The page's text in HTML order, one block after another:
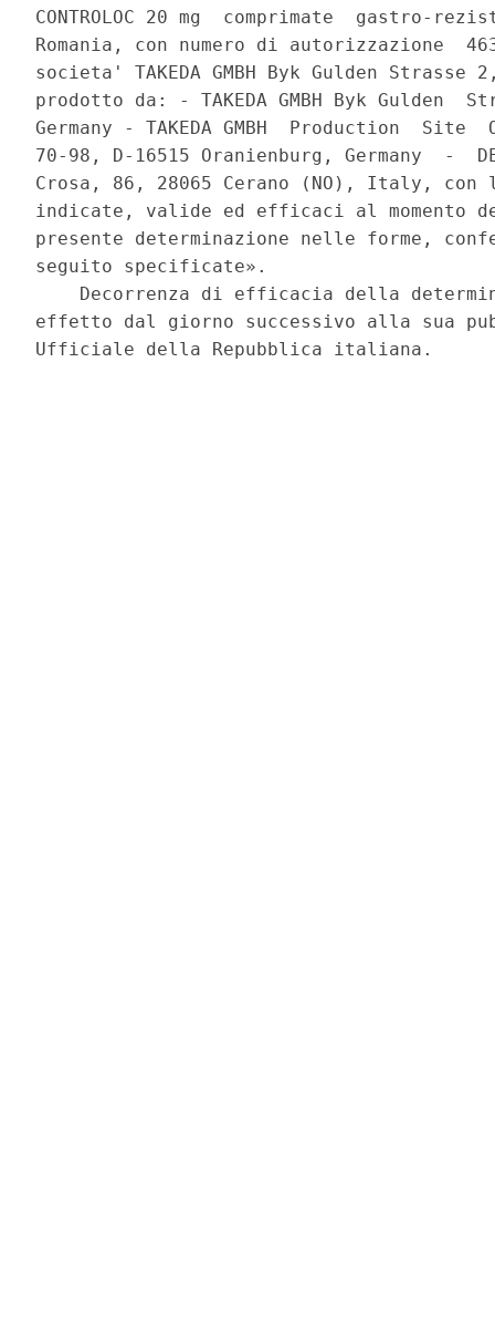
CONTROLOC 20 mg  comprimate  gastro-
Romania, con numero di autorizzazione
societa' TAKEDA GMBH Byk Gulden Strasse
prodotto da: - TAKEDA GMBH Byk Gulden
Germany - TAKEDA GMBH  Production
70-98, D-16515 Oranienburg, Germany  -
Crosa, 86, 28065 Cerano (NO), Italy,
indicate, valide ed efficaci al momento
presente determinazione nelle forme,
seguito specificate».
Decorrenza di efficacia della
effetto dal giorno successivo alla sua